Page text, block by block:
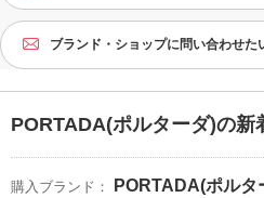
ブランド・ショップに問い合わせた
PORTADA(ポルターダ)の新
購入ブランド： PORTADA(ポルタ